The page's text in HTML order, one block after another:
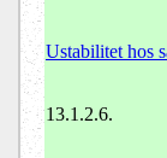
Ustabilitet hos
13.1.2.6.